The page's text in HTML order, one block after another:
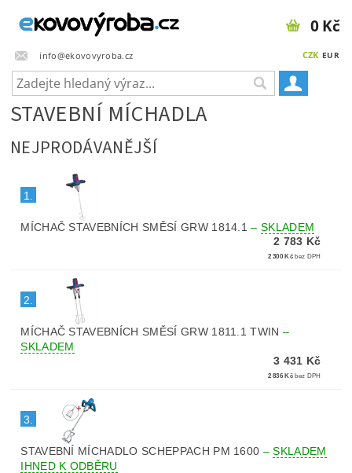
info@ekovovyroba.cz CZK EUR
0 Kč
STAVEBNÍ MÍCHADLA
NEJPRODÁVANĚJŠÍ
1.
MÍCHAČ STAVEBNÍCH SMĚSÍ GRW 1814.1–SKLADEM
2 783 Kč
2 300 Kč bez DPH
2.
MÍCHAČ STAVEBNÍCH SMĚSÍ GRW 1811.1 TWIN–
SKLADEM
3 431 Kč
2 836 Kč bez DPH
3.
STAVEBNÍ MÍCHADLO SCHEPPACH PM 1600 –SKLADEM
IHNED K ODBĚRU